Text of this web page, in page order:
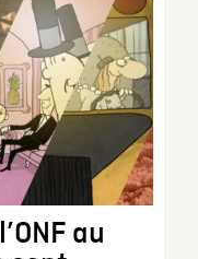
au